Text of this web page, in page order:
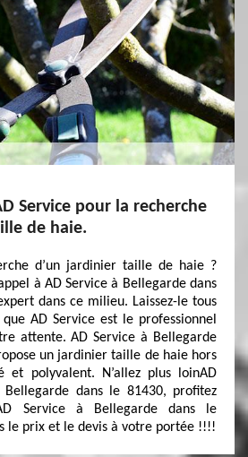
Service pour la recherche
de haie.
d’un jardinier taille de haie ?
à AD Service à Bellegarde dans
dans ce milieu. Laissez-le tous
AD Service est le professionnel
attente. AD Service à Bellegarde
un jardinier taille de haie hors
et polyvalent. N’allez plus loinAD
dans le 81430, profitez
Service à Bellegarde dans le
le prix et le devis à votre portée !!!!